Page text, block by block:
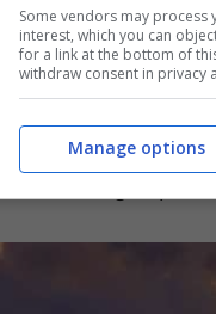
permette di
la carte. Gli
principale,
tematiche
in angoli
Some vendors may
interest, which you can
for a link at the bottom of
withdraw consent in privacy
Manage options